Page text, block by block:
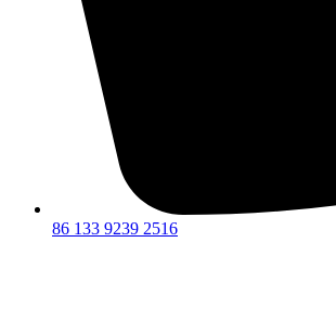
86 133 9239 2516